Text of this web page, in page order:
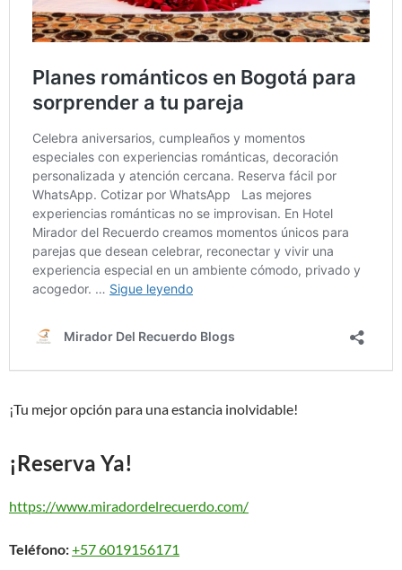
¡Tu mejor opción para una estancia inolvidable!
¡Reserva Ya!
https://www.miradordelrecuerdo.com/
Teléfono:+57 6019156171